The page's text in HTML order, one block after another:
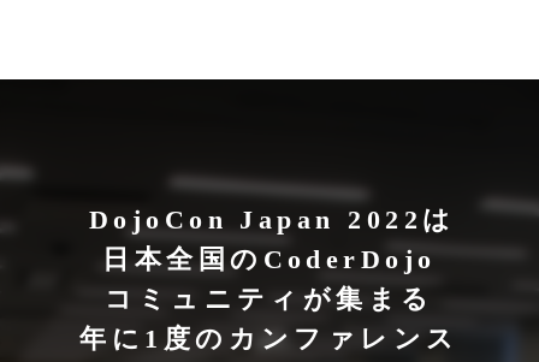
DojoCon Japan 2022は
日本全国のCoderDojo
コミュニティが集まる
年に1度のカンファレンス